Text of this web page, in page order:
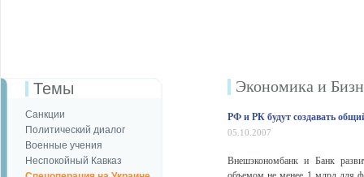
Темы
Санкции
Политический диалог
Военные учения
Неспокойный Кавказ
Экономика и
РФ и РК будут создавать
05.10.2007
Внешэкономбанк и Банк